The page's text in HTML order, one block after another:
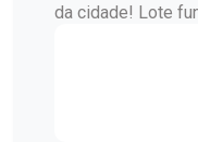
da cidade! Lote fundo Lago! Medidas: 15m x
projeto
aproveitamento
conforto,